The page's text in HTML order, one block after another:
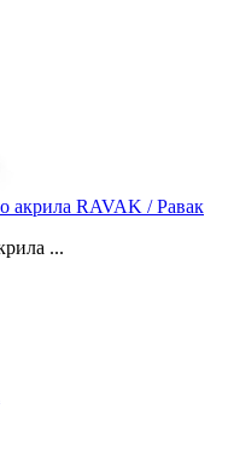
акрила RAVAK / Равак
...